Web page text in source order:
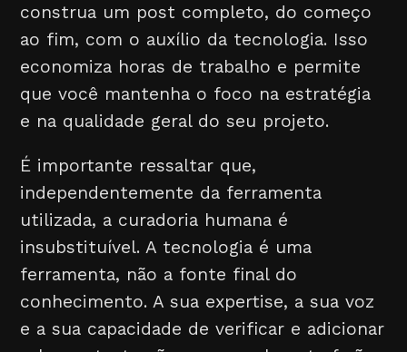
construa um post completo, do começo
ao fim, com o auxílio da tecnologia. Isso
economiza horas de trabalho e permite
que você mantenha o foco na estratégia
e na qualidade geral do seu projeto.
É importante ressaltar que,
independentemente da ferramenta
utilizada, a curadoria humana é
insubstituível. A tecnologia é uma
ferramenta, não a fonte final do
conhecimento. A sua expertise, a sua voz
e a sua capacidade de verificar e adicionar